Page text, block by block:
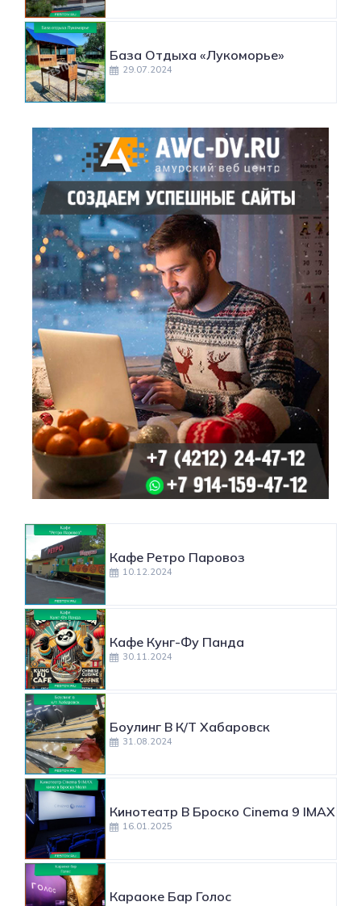
База Отдыха «Лукоморье»
29.07.2024
Кафе Ретро Паровоз
10.12.2024
Кафе Кунг-Фу Панда
30.11.2024
Боулинг В К/т Хабаровск
31.08.2024
Кинотеатр В Броско Cinema 9 IMAX
16.01.2025
Караоке Бар Голос